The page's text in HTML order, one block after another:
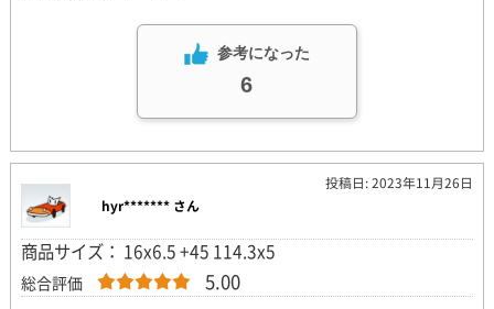
参考になった
6
投稿日: 2023年11月26日
hyr******* さん
商品サイズ： 16x6.5 +45 114.3x5
総合評価 5.00